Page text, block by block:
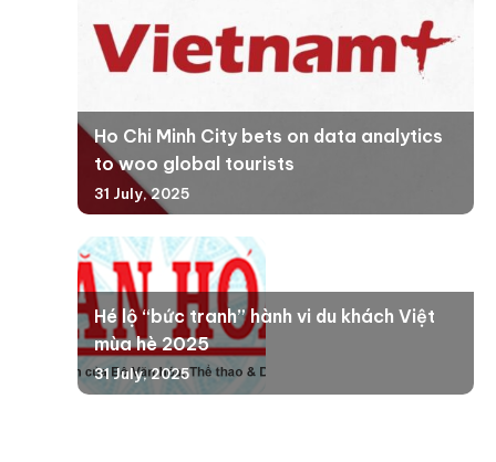
Ho Chi Minh City bets on data analytics
to woo global tourists
31 July, 2025
Hé lộ “bức tranh” hành vi du khách Việt
mùa hè 2025
31 July, 2025